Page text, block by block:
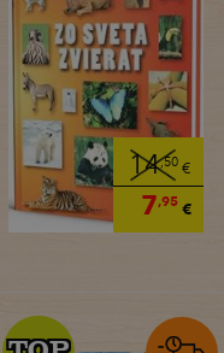
14,50€
7,95€